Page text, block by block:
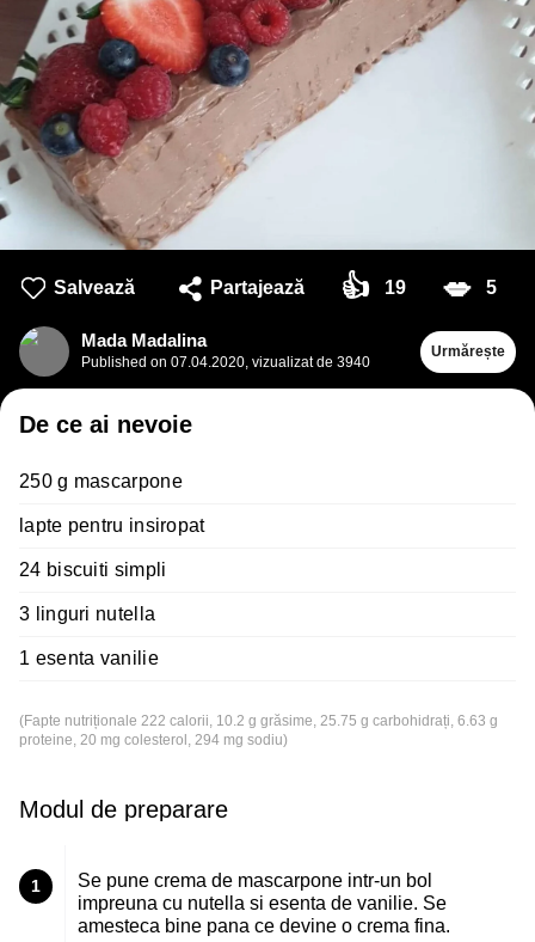
Salvează Partajează 👍 19 💋 5
Mada Madalina
Published on 07.04.2020, vizualizat de 3940
Urmărește
De ce ai nevoie
250 g mascarpone
lapte pentru insiropat
24 biscuiti simpli
3 linguri nutella
1 esenta vanilie
(Fapte nutriționale 222 calorii, 10.2 g grăsime, 25.75 g carbohidrați, 6.63 g
proteine, 20 mg colesterol, 294 mg sodiu)
Modul de preparare
1
Se pune crema de mascarpone intr-un bol
impreuna cu nutella si esenta de vanilie. Se
amesteca bine pana ce devine o crema fina.